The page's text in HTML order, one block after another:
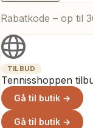
Rabatkode – op til
TILBUD
Tennisshoppen
Gå til butik →
Gå til butik →